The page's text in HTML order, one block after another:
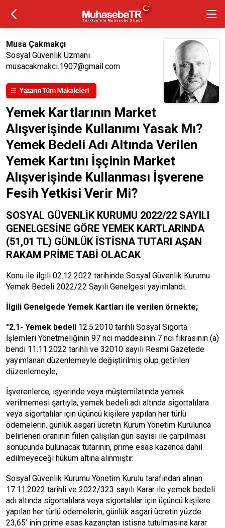
Musa Çakmakçı
Sosyal Güvenlik Uzmanı
musacakmakci.1907@gmail.com
Yemek Kartlarının Market
Alışverişinde Kullanımı Yasak Mı?
Yemek Bedeli Adı Altında Verilen
Yemek Kartını İşçinin Market
Alışverişinde Kullanması İşverene
Fesih Yetkisi Verir Mi?
SOSYAL GÜVENLİK KURUMU 2022/22 SAYILI
GENELGESİNE GÖRE YEMEK KARTLARINDA
(51,01 TL) GÜNLÜK İSTİSNA TUTARI AŞAN
RAKAM PRİME TABİ OLACAK
Konu ile ilgili 02.12.2022 tarihinde Sosyal Güvenlik Kurumu
Yemek Bedeli 2022/22 Sayılı Genelgesi yayımlandı.
İlgili Genelgede Yemek Kartları ile verilen örnekte;
"2.1- Yemek bedeli 12.5.2010 tarihli Sosyal Sigorta
İşlemleri Yönetmeliğinin 97 nci maddesinin 7 nci fıkrasının (a)
bendi 11.11.2022 tarihli ve 32010 sayılı Resmi Gazetede
yayımlanan düzenlemeyle değiştirilmiş olup getirilen
düzenlemeyle;
İşverenlerce, işyerinde veya müştemilatında yemek
verilmemesi şartıyla, yemek bedeli adı altında sigortalılara
veya sigortalılar için üçüncü kişilere yapılan her türlü
ödemelerin, günlük asgari ücretin Kurum Yönetim Kurulunca
belirlenen oranının fiilen çalışılan gün sayısı ile çarpılması
sonucunda bulunacak tutarının, prime esas kazanca dahil
edilmeyeceği hüküm altına alınmıştır.
Sosyal Güvenlik Kurumu Yönetim Kurulu tarafından alınan
17.11.2022 tarihli ve 2022/323 sayılı Karar ile yemek bedeli
adı altında sigortalılara veya sigortalılar için üçüncü kişilere
yapılan her türlü ödemelerin, günlük asgari ücretin yüzde
23,65’ inin prime esas kazançtan istisna tutulmasına karar